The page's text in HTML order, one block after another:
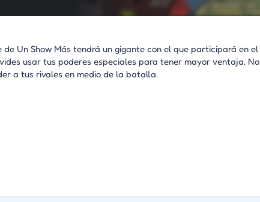
Un Show Más tendrá un gigante con el que participará en el
usar tus poderes especiales para tener mayor ventaja. No
a tus rivales en medio de la batalla.